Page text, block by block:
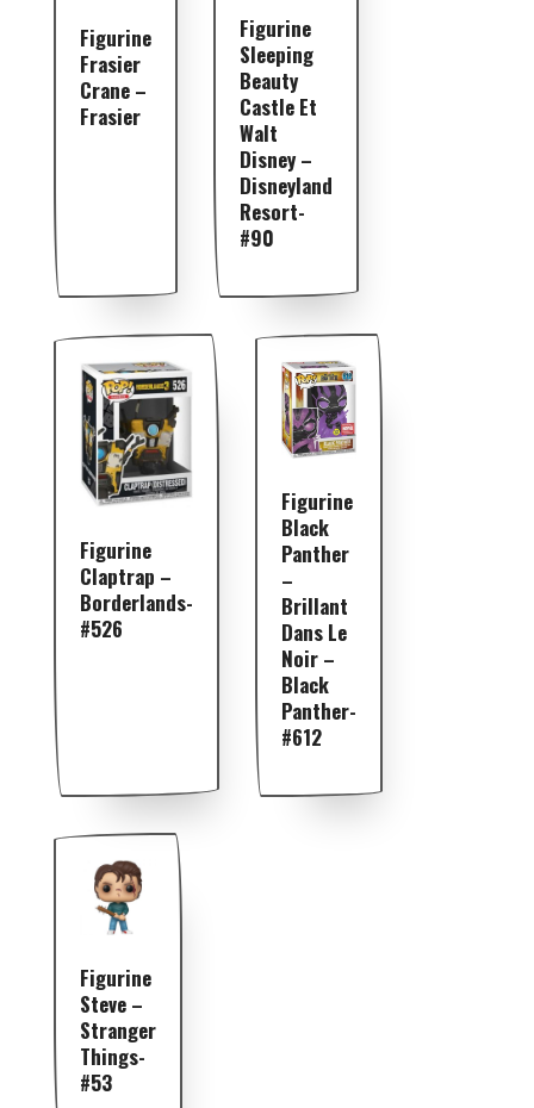
Figurine
Frasier
Crane –
Frasier
Figurine
Sleeping
Beauty
Castle Et
Walt
Disney –
Disneyland
Resort-
#90
Figurine
Claptrap –
Borderlands-
#526
Figurine
Black
Panther
–
Brillant
Dans Le
Noir –
Black
Panther-
#612
Figurine
Steve –
Stranger
Things-
#53